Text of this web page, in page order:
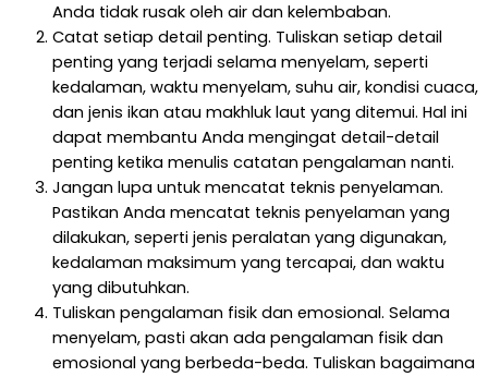
Anda tidak rusak oleh air dan kelembaban.
Catat setiap detail penting. Tuliskan setiap detail
penting yang terjadi selama menyelam, seperti
kedalaman, waktu menyelam, suhu air, kondisi cuaca,
dan jenis ikan atau makhluk laut yang ditemui. Hal ini
dapat membantu Anda mengingat detail-detail
penting ketika menulis catatan pengalaman nanti.
Jangan lupa untuk mencatat teknis penyelaman.
Pastikan Anda mencatat teknis penyelaman yang
dilakukan, seperti jenis peralatan yang digunakan,
kedalaman maksimum yang tercapai, dan waktu
yang dibutuhkan.
Tuliskan pengalaman fisik dan emosional. Selama
menyelam, pasti akan ada pengalaman fisik dan
emosional yang berbeda-beda. Tuliskan bagaimana